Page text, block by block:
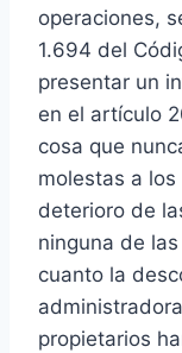
operaciones,
1.694 del
presentar un
en el artículo
cosa que
molestas a
deterioro de
ninguna de
cuanto la
propietarios